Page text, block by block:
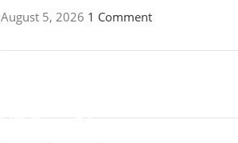
August 5, 2026 1 Comment
HP Envy 34